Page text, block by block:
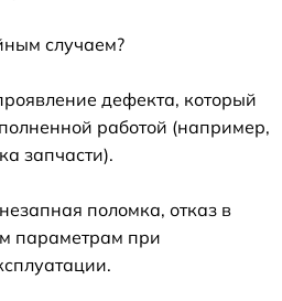
случаем?
дефекта, который
работой (например,
запчасти).
поломка, отказ в
параметрам при